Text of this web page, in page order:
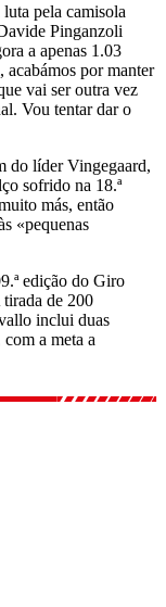
pela camisola
Pinganzoli
a apenas 1.03
por manter
vai ser outra vez
Vou tentar dar o
do líder Vingegaard,
sofrido na 18.ª
más, então
«pequenas
edição do Giro
tirada de 200
inclui duas
a meta a